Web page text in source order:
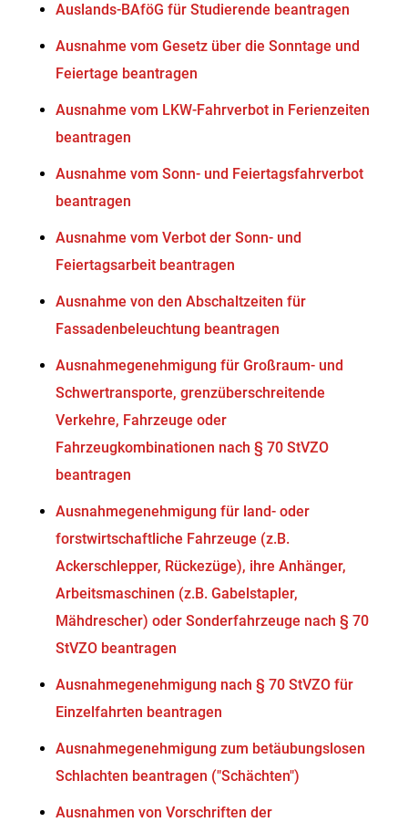
Auslands-BAföG für Studierende beantragen
Ausnahme vom Gesetz über die Sonntage und
Feiertage beantragen
Ausnahme vom LKW-Fahrverbot in Ferienzeiten
beantragen
Ausnahme vom Sonn- und Feiertagsfahrverbot
beantragen
Ausnahme vom Verbot der Sonn- und
Feiertagsarbeit beantragen
Ausnahme von den Abschaltzeiten für
Fassadenbeleuchtung beantragen
Ausnahmegenehmigung für Großraum- und
Schwertransporte, grenzüberschreitende
Verkehre, Fahrzeuge oder
Fahrzeugkombinationen nach § 70 StVZO
beantragen
Ausnahmegenehmigung für land- oder
forstwirtschaftliche Fahrzeuge (z.B.
Ackerschlepper, Rückezüge), ihre Anhänger,
Arbeitsmaschinen (z.B. Gabelstapler,
Mähdrescher) oder Sonderfahrzeuge nach § 70
StVZO beantragen
Ausnahmegenehmigung nach § 70 StVZO für
Einzelfahrten beantragen
Ausnahmegenehmigung zum betäubungslosen
Schlachten beantragen ("Schächten")
Ausnahmen von Vorschriften der